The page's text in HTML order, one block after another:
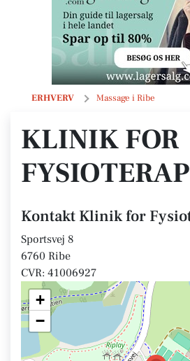
ERHVERV Massage i Ribe
Klinik for Fysioterapi Ribe
KLINIK FOR
Kontakt Klinik for
Sportsvej 8
6760 Ribe
CVR: 41006927
+
−